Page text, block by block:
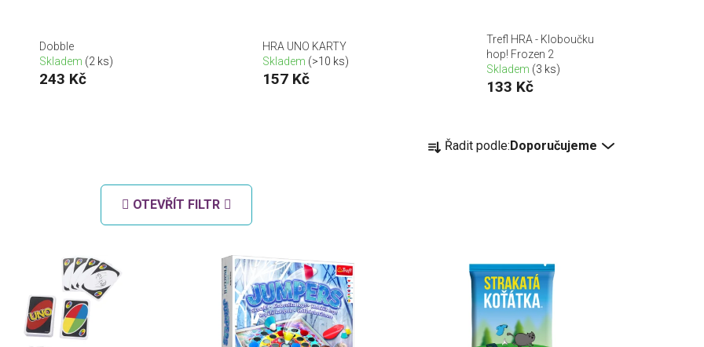
Dobble
Skladem (2 ks)
243 Kč
HRA UNO KARTY
Skladem (>10 ks)
157 Kč
Trefl HRA - Kloboučku
hop! Frozen 2
Skladem (3 ks)
133 Kč
Ř
a Řadit podle: Doporučujeme
OTEVŘÍT FILTR